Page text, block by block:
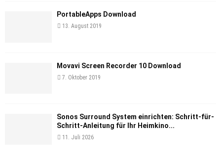
PortableApps Download
13. August 2019
Movavi Screen Recorder 10 Download
7. Oktober 2019
Sonos Surround System einrichten: Schritt-für-
Schritt-Anleitung für Ihr Heimkino...
11. Juli 2026